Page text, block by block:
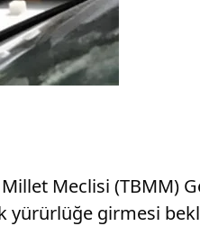
Meclisi (TBMM)
yürürlüğe girmesi